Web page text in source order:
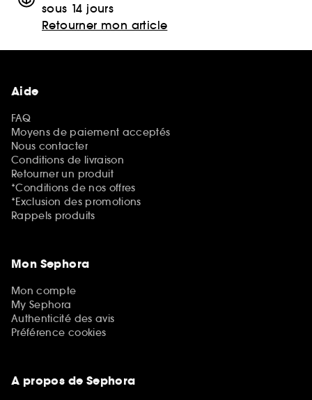
sous 14 jours
Retourner mon article
Aide
FAQ
Moyens de paiement acceptés
Nous contacter
Conditions de livraison
Retourner un produit
*Conditions de nos offres
*Exclusion des promotions
Rappels produits
Mon Sephora
Mon compte
My Sephora
Authenticité des avis
Préférence cookies
A propos de Sephora